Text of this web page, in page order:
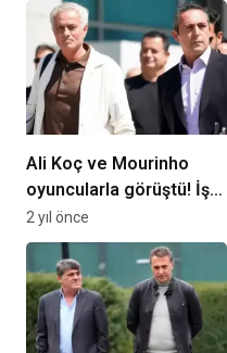
Ali Koç ve Mourinho
oyuncularla görüştü! İşte
Başakşehir maçı planı
2 yıl önce